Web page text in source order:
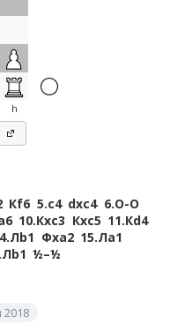
h
Кf6 5.c4 dxc4 6.O-O
10.Кxc3 Кxc5 11.Кd4
Лb1 Фxa2 15.Лa1
Лb1 ½–½